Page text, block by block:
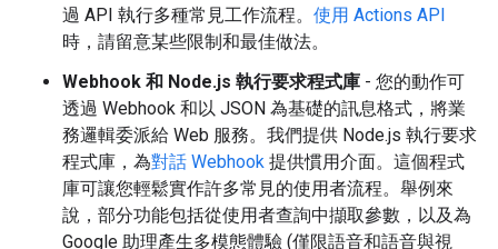
過 API 執行多種常見工作流程。 使用 Actions API
時，請留意某些限制和最佳做法。
Webhook 和 Node.js 執行要求程式庫 - 您的動作可
透過 Webhook 和以 JSON 為基礎的訊息格式，將業
務邏輯委派給 Web 服務。我們提供 Node.js 執行要求
程式庫，為對話 Webhook 提供慣用介面。這個程式
庫可讓您輕鬆實作許多常見的使用者流程。舉例來
說，部分功能包括從使用者查詢中擷取參數，以及為
Google 助理產生多模態體驗 (僅限語音和語音與視